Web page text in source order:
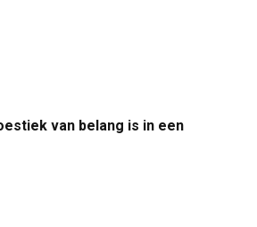
van belang is in een